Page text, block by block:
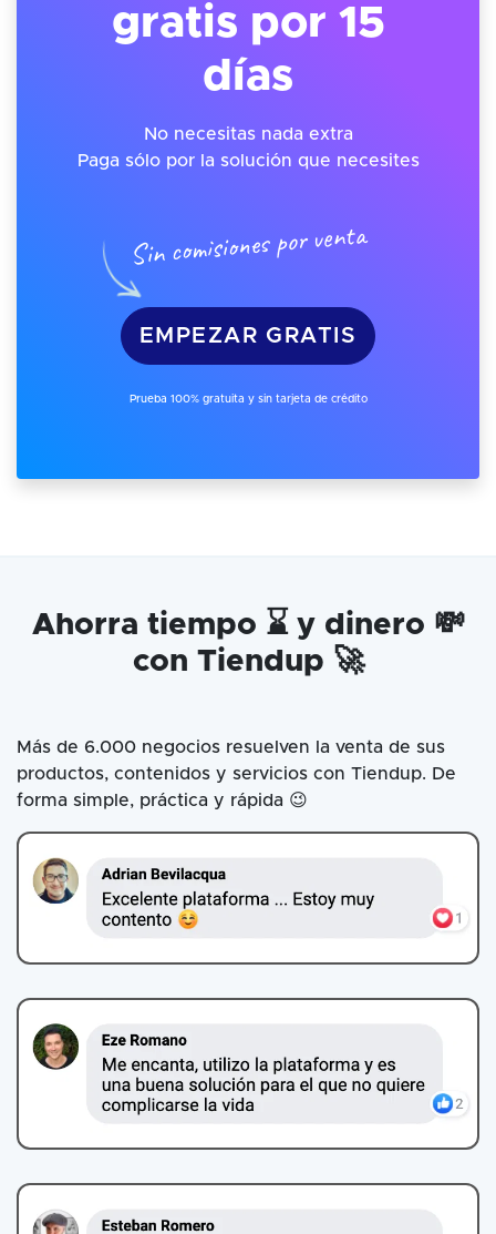
gratis por 15
días
No necesitas nada extra
Paga sólo por la solución que necesites
Sin comisiones por venta
EMPEZAR GRATIS
Prueba 100% gratuita y sin tarjeta de crédito
Ahorra tiempo ⌛ y dinero 💸
con Tiendup 🚀
Más de 6.000 negocios resuelven la venta de sus
productos, contenidos y servicios con Tiendup. De
forma simple, práctica y rápida 😉